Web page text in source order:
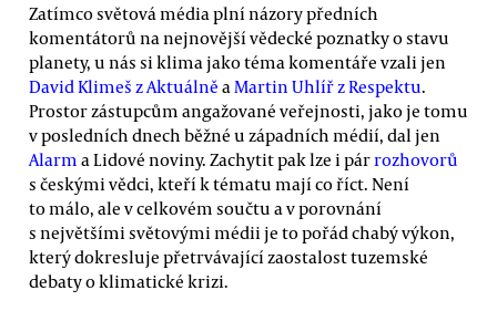
Zatímco světová média plní názory předních
komentátorů na nejnovější vědecké poznatky o stavu
planety, u nás si klima jako téma komentáře vzali jen
David Klimeš z Aktuálně a Martin Uhlíř z Respektu.
Prostor zástupcům angažované veřejnosti, jako je tomu
v posledních dnech běžné u západních médií, dal jen
Alarm a Lidové noviny. Zachytit pak lze i párrozhovorů
s českými vědci, kteří k tématu mají co říct. Není
to málo, ale v celkovém součtu a v porovnání
s největšími světovými médii je to pořád chabý výkon,
který dokresluje přetrvávající zaostalost tuzemské
debaty o klimatické krizi.